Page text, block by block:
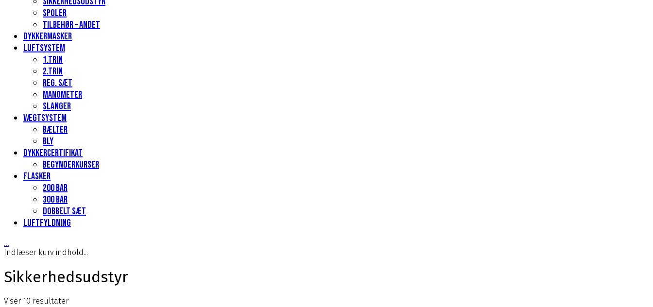
Spoler
Tilbehør – andet
Dykkermasker
Luftsystem
1.Trin
2.Trin
Reg. sæt
Manometer
Slanger
Vægtsystem
Bælter
Bly
Dykkercertifikat
Begynderkurser
Flasker
200 Bar
300 bar
Dobbelt sæt
Luftfyldning
…
Indlæser kurv indhold...
Sikkerhedsudstyr
Viser 10 resultater